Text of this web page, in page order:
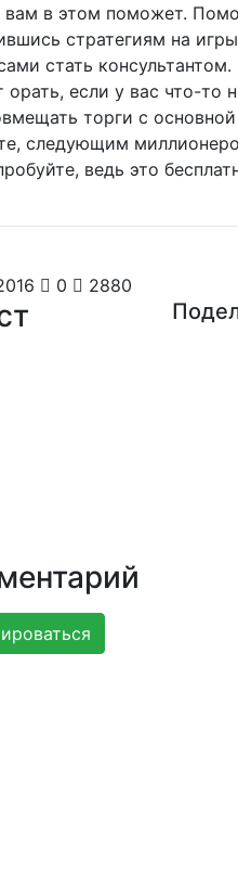
вам в этом поможет.
стратегиям на
стать
орать, если у вас что-то
торги с
следующим
ведь это
0 2880